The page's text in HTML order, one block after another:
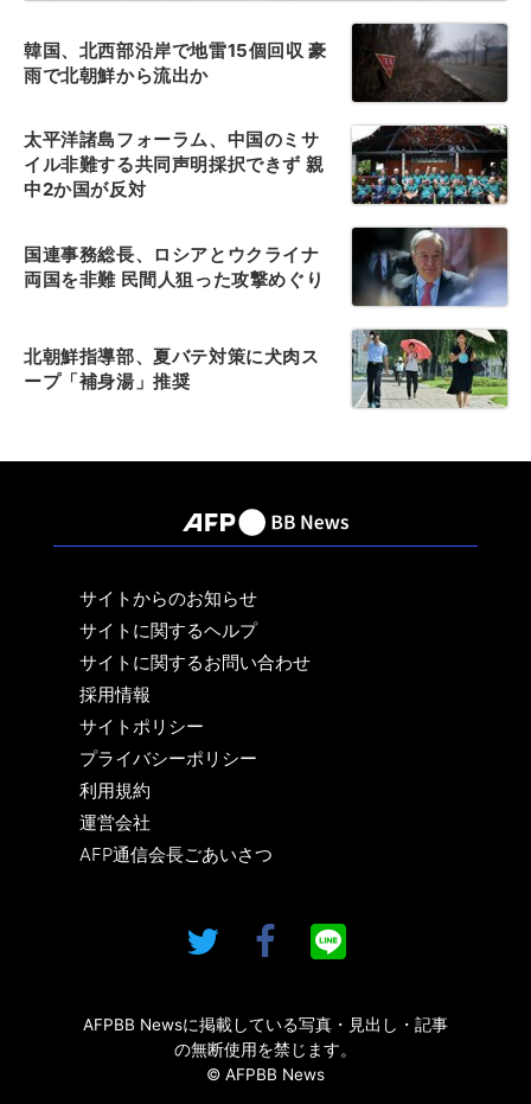
韓国、北西部沿岸で地雷15個回収 豪
雨で北朝鮮から流出か
太平洋諸島フォーラム、中国のミサ
イル非難する共同声明採択できず 親
中2か国が反対
国連事務総長、ロシアとウクライナ
両国を非難 民間人狙った攻撃めぐり
北朝鮮指導部、夏バテ対策に犬肉ス
ープ「補身湯」推奨
サイトからのお知らせ
サイトに関するヘルプ
サイトに関するお問い合わせ
採用情報
サイトポリシー
プライバシーポリシー
利用規約
運営会社
AFP通信会長ごあいさつ
AFPBB Newsに掲載している写真・見出し・記事
の無断使用を禁じます。
© AFPBB News